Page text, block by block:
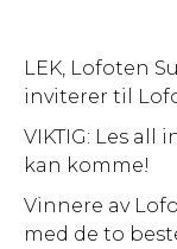
LEK, Lofoten
inviterer til
VIKTIG: Les
kan komme!
Vinnere av
med de to